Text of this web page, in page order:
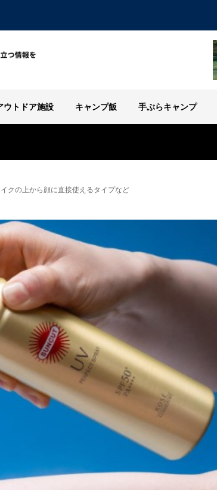
ウトドア施設 キャンプ飯 手ぶらキャンプ
クの上から顔に直接使えるタイプなど